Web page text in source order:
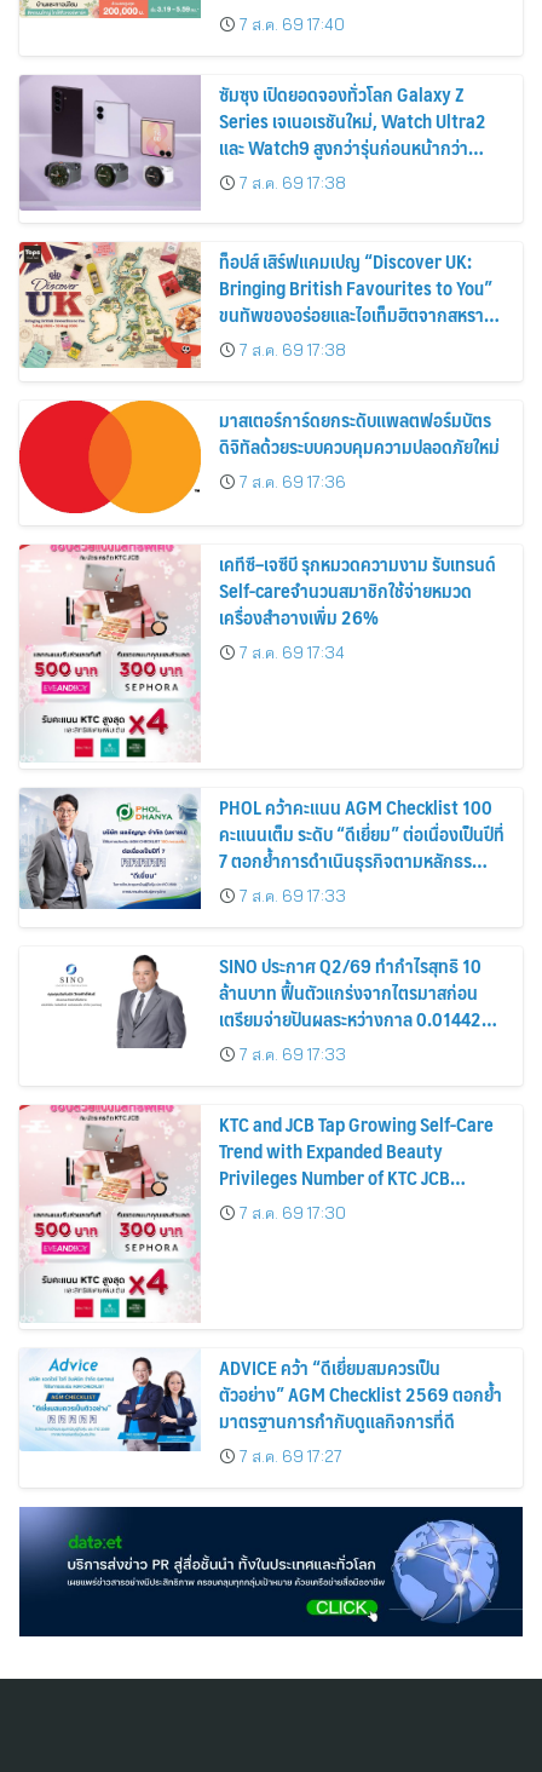
ส่วนลดและสิทธิพิเศษถึง 31 สิงหาคม
2569
7 ส.ค. 69 17:40
ซัมซุง เปิดยอดจองทั่วโลก Galaxy Z
Series เจเนอเรชันใหม่, Watch Ultra2
และ Watch9 สูงกว่ารุ่นก่อนหน้ากว่า
30%7 ส.ค. 69 17:38
ท็อปส์ เสิร์ฟแคมเปญ “Discover UK:
Bringing British Favourites to You”
ขนทัพของอร่อยและไอเท็มฮิตจากสหราช
อาณาจักร ส่งตรงถึงมือตั้งแต่วันนี้ – 18
สิงหาคมนี้
7 ส.ค. 69 17:38
มาสเตอร์การ์ดยกระดับแพลตฟอร์มบัตร
ดิจิทัลด้วยระบบควบคุมความปลอดภัยใหม่
7 ส.ค. 69 17:36
เคทีซี–เจซีบี รุกหมวดความงาม รับเทรนด์
Self-careจำนวนสมาชิกใช้จ่ายหมวด
เครื่องสำอางเพิ่ม 26%
7 ส.ค. 69 17:34
PHOL คว้าคะแนน AGM Checklist 100
คะแนนเต็ม ระดับ “ดีเยี่ยม” ต่อเนื่องเป็นปีที่
7 ตอกย้ำการดำเนินธุรกิจตามหลักธร
รมาภิบาล โปร่งใส สร้างความเชื่อมั่นผู้ถือ
หุ้น
7 ส.ค. 69 17:33
SINO ประกาศ Q2/69 ทำกำไรสุทธิ 10
ล้านบาท ฟื้นตัวแกร่งจากไตรมาสก่อน
เตรียมจ่ายปันผลระหว่างกาล 0.014423
บาทต่อหุ้น ครึ่งปีหลังมุ่งเติบโตต่อเนื่อง
7 ส.ค. 69 17:33
KTC and JCB Tap Growing Self-Care
Trend with Expanded Beauty
Privileges Number of KTC JCB
Cardmembers Spending on
Cosmetics Rises 26%
7 ส.ค. 69 17:30
ADVICE คว้า “ดีเยี่ยมสมควรเป็น
ตัวอย่าง” AGM Checklist 2569 ตอกย้ำ
มาตรฐานการกำกับดูแลกิจการที่ดี
7 ส.ค. 69 17:27